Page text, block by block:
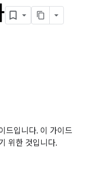
드입니다. 이 가이드
위한 것입니다.